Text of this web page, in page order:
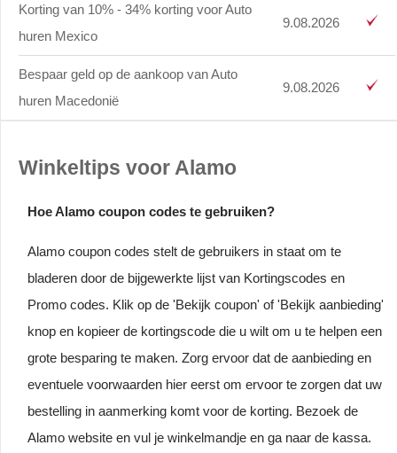
Korting van 10% - 34% korting voor Auto
huren Mexico
9.08.2026
Bespaar geld op de aankoop van Auto
huren Macedonië
9.08.2026
Winkeltips voor Alamo
Hoe Alamo coupon codes te gebruiken?
Alamo coupon codes stelt de gebruikers in staat om te
bladeren door de bijgewerkte lijst van Kortingscodes en
Promo codes. Klik op de 'Bekijk coupon' of 'Bekijk aanbieding'
knop en kopieer de kortingscode die u wilt om u te helpen een
grote besparing te maken. Zorg ervoor dat de aanbieding en
eventuele voorwaarden hier eerst om ervoor te zorgen dat uw
bestelling in aanmerking komt voor de korting. Bezoek de
Alamo website en vul je winkelmandje en ga naar de kassa.